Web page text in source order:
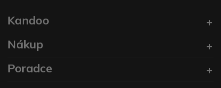
Kandoo
Nákup
Poradce